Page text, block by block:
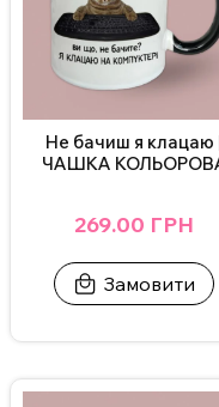
ВАЖЛИВО!Щоб не
чашку в посудомийній
Додаткові фото
Не бачиш я клацаю
ЧАШКА
269.00 ГРН
Замовити